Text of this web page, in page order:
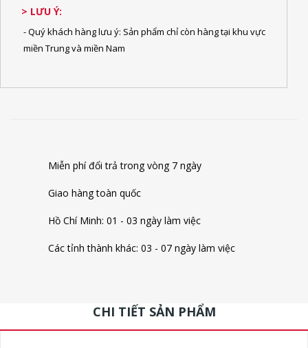
> LƯU Ý:
- Quý khách hàng lưu ý: Sản phẩm chỉ còn hàng tại khu vực
miền Trung và miền Nam
Miễn phí đổi trả trong vòng 7 ngày
Giao hàng toàn quốc
Hồ Chí Minh: 01 - 03 ngày làm việc
Các tỉnh thành khác: 03 - 07 ngày làm việc
CHI TIẾT SẢN PHẨM